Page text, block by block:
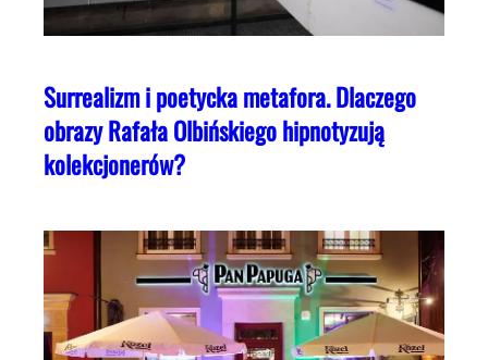
Surrealizm i poetycka metafora. Dlaczego
obrazy Rafała Olbińskiego hipnotyzują
kolekcjonerów?